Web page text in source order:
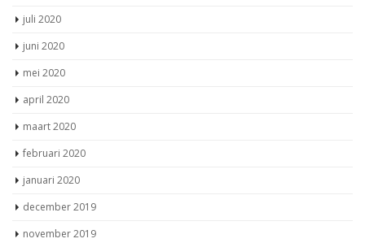
juli 2020
juni 2020
mei 2020
april 2020
maart 2020
februari 2020
januari 2020
december 2019
november 2019